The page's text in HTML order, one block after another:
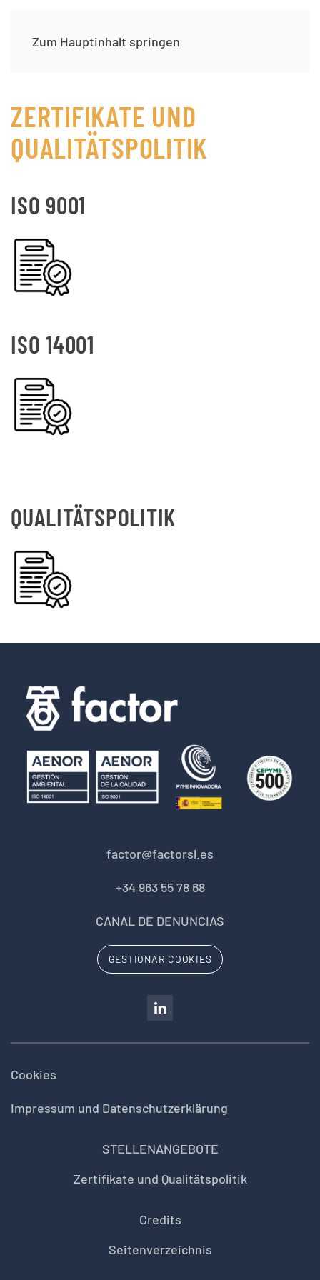
Zum Hauptinhalt springen
ZERTIFIKATE UND
QUALITÄTSPOLITIK
ISO 9001
ISO 14001
QUALITÄTSPOLITIK
factor@factorsl.es
+34 963 55 78 68
CANAL DE DENUNCIAS
GESTIONAR COOKIES
Cookies
Impressum und Datenschutzerklärung
STELLENANGEBOTE
Zertifikate und Qualitätspolitik
Credits
Seitenverzeichnis